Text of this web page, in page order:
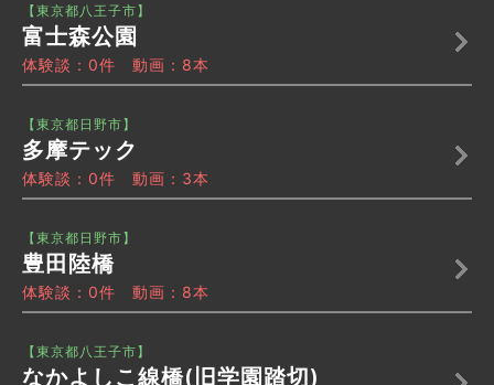
【東京都八王子市】
富士森公園
体験談：0件 動画：8本
【東京都日野市】
多摩テック
体験談：0件 動画：3本
【東京都日野市】
豊田陸橋
体験談：0件 動画：8本
【東京都八王子市】
なかよしこ線橋(旧学園踏切)